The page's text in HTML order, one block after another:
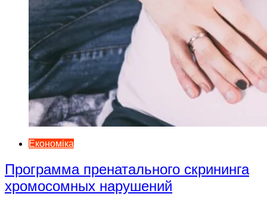
Економіка
Программа пренатального скрининга
хромосомных нарушений